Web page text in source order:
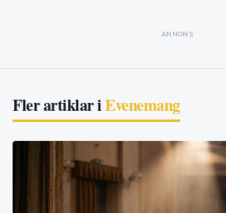
ANNONS
Fler artiklar iEvenemang